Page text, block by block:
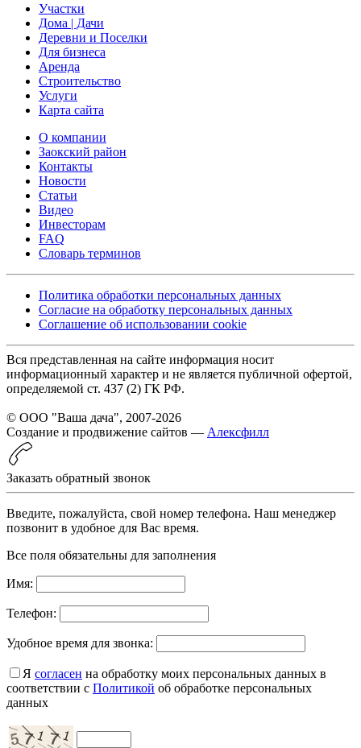
Участки
Дома | Дачи
Деревни и Поселки
Для бизнеса
Аренда
Строительство
Услуги
Карта сайта
О компании
Заокский район
Контакты
Новости
Статьи
Видео
Инвесторам
FAQ
Словарь терминов
Политика обработки персональных данных
Согласие на обработку персональных данных
Соглашение об использовании cookie
Вся представленная на сайте информация носит
информационный характер и не является публичной офертой,
определяемой ст. 437 (2) ГК РФ.
© ООО "Ваша дача", 2007-2026
Создание и продвижение сайтов — Алексфилл
Заказать обратный звонок
Введите, пожалуйста, свой номер телефона. Наш менеджер
позвонит в удобное для Вас время.
Все поля обязательны для заполнения
Имя:
Телефон:
Удобное время для звонка:
Я согласен на обработку моих персональных данных в
соответствии с Политикой об обработке персональных
данных